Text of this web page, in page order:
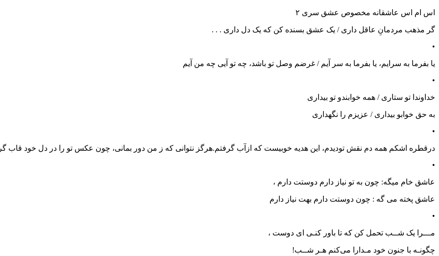
اس ام اس عاشقانه مخصوص عشق سری ۲
گر مذهب مردمانِ عاقل داری / یک عشق بسنده کن که یک دل داری . . .
•
یا بفرما به سرایم، یا بفرما به سر آیم / غرضم وصل تو باشد، چه تو آیی چه من آیم
•
خداوندا تو ستاری / همه خوابندو تو بیداری
به حق خوابو بیداری / عزیزم را نگهداری
•
درقطره اشکم همه دم نقش تودیدم، این هدیه خوبیست که ازآب گرفتم.هرگز نتوانی که ز من دور بمانی، چون عکس تو را در دل خود قاب
•
عاشق خام میگه: چون به تو نیاز دارم دوستت دارم ،
عاشق پخته می گه : چون دوستت دارم بهت نیاز دارم
•
مـــرا یک شــب تحمل کن که تا باور کنـی ای دوست ،
چگونـه با جنون خود مـدارا می‌کنم هـر شــب!